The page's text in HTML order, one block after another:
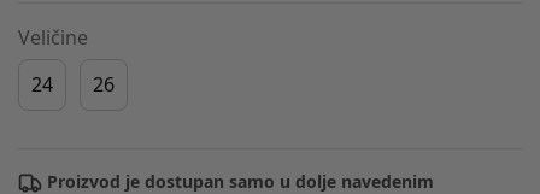
Veličine
24
26
Proizvod je dostupan samo u dolje navedenim